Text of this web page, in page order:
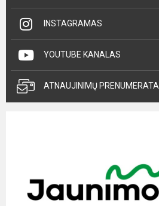
INSTAGRAMAS
YOUTUBE KANALAS
ATNAUJINIMŲ PRENUMERATA